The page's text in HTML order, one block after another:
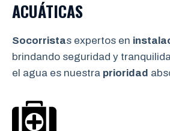
ACUÁTICAS
Socorristas expertos en
brindando seguridad y
el agua es nuestra prioridad